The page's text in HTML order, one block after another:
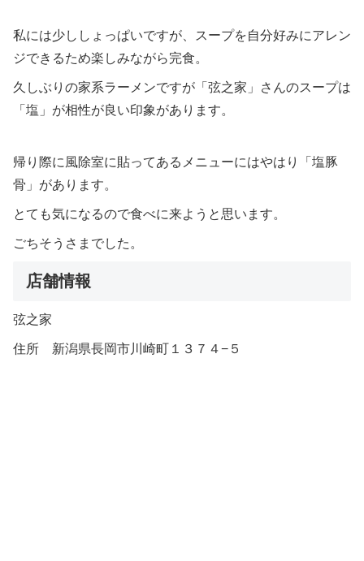
私には少ししょっぱいですが、スープを自分好みにアレン
ジできるため楽しみながら完食。
久しぶりの家系ラーメンですが「弦之家」さんのスープは
「塩」が相性が良い印象があります。
帰り際に風除室に貼ってあるメニューにはやはり「塩豚
骨」があります。
とても気になるので食べに来ようと思います。
ごちそうさまでした。
店舗情報
弦之家
住所 新潟県長岡市川崎町１３７４−５